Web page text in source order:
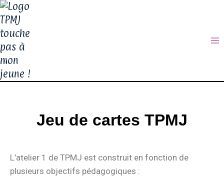
Jeu de cartes TPMJ
L’atelier 1 de TPMJ est construit en fonction de
plusieurs objectifs pédagogiques :